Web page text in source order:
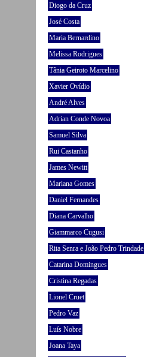
Diogo da Cruz
José Costa
Maria Bernardino
Melissa Rodrigues
Tânia Geiroto Marcelino
Xavier Ovídio
André Alves
Adrian Conde Novoa
Samuel Silva
Rui Castanho
James Newitt
Mariana Gomes
Daniel Fernandes
Diana Carvalho
Giammarco Cugusi
Rita Senra e João Pedro Trindade
Catarina Domingues
Cristina Regadas
Lionel Cruet
Pedro Vaz
Luís Nobre
Joana Taya